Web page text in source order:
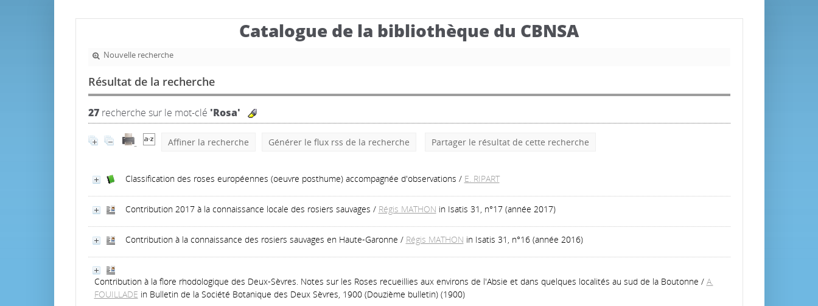
Catalogue de la bibliothèque du CBNSA
Nouvelle recherche
Résultat de la recherche
27recherche sur le mot-clé 'Rosa'
Affiner la recherche Générer le flux rss de la recherche Partager le résultat de cette recherche
Classification des roses européennes (oeuvre posthume) accompagnée d'observations / E. RIPART
Contribution 2017 à la connaissance locale des rosiers sauvages / Régis MATHON in Isatis 31, n°17 (année 2017)
Contribution à la connaissance des rosiers sauvages en Haute-Garonne / Régis MATHON in Isatis 31, n°16 (année 2016)
Contribution à la flore rhodologique des Deux-Sèvres. Notes sur les Roses recueillies aux environs de l'Absie et dans quelques localités au sud de la Boutonne / A.
FOUILLADE in Bulletin de la Société Botanique des Deux Sèvres, 1900 (Douzième bulletin) (1900)